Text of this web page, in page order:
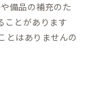
備品の補充のた
ことがあります
とはありませんの